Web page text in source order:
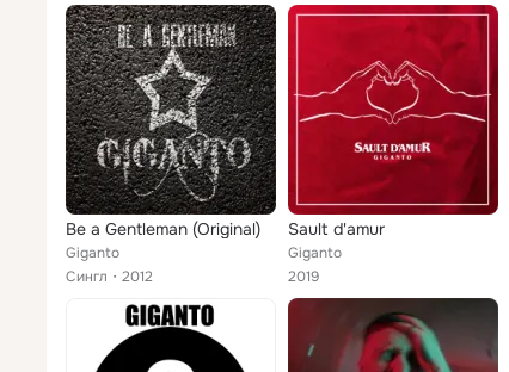
Be a Gentleman (Original)
Giganto
Сингл
2012
Sault d'amur
Giganto
2019